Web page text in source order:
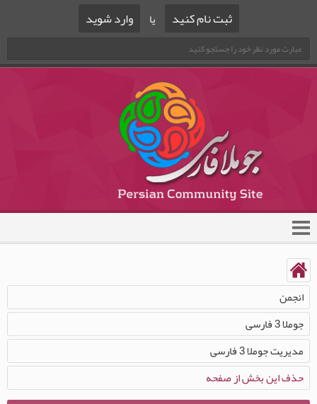
ثبت نام کنید یا وارد شوید
انجمن
جوملا 3 فارسی
مدیریت جوملا 3 فارسی
حذف این بخش از صفحه